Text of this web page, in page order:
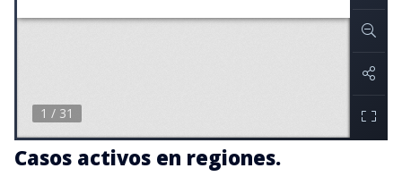
Casos activos en regiones.